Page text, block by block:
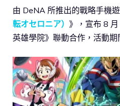
由 DeNA 所推出的戰略手機
転オセロニア） 》，宣布 8
英雄學院》聯動合作，活動期